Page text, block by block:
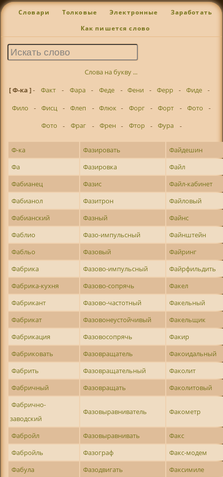
Словари Толковые Электронные Заработать
Как пишется слово
Слова на букву ...
[ Ф-ка ]- Факт - Фара - Феде - Фени - Ферр - Фиде
-
Фило
- Фисц - Флеп - Флюк - Форг - Форт - Фото
-
Фото
- Фраг - Френ - Фтор - Фура -
Ф-ка Фазировать
Файдешин
Фа
Фазировка
Файл
Фабианец
Фазис
Файл-кабинет
Фабианол
Фазитрон
Файловый
Фабианский
Фазный
Файнс
Фаблио
Фазо-импульсный
Файнштейн
Фабльо
Фазовый
Файринг
Фабрика
Фазово-импульсный
Файрфильдить
Фабрика-кухня
Фазово-сопрячь
Факел
Фабрикант
Фазово-частотный
Факельный
Фабрикат
Фазовонеустойчивый
Факельщик
Фабрикация
Фазовосопрячь
Факир
Фабриковать
Фазовращатель
Факоидальный
Фабрить
Фазовращательный
Факолит
Фабричный
Фазовращать
Факолитовый
Фабрично-
заводский
Фазовыравниватель Факометр
Фабройл Фазовыравнивать
Факс
Фабройль
Фазограф
Факс-модем
Фабула
Фазодвигать
Факсимиле